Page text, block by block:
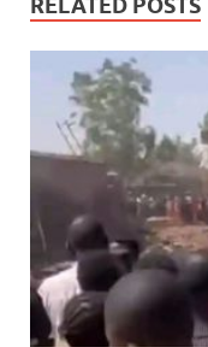
RELATED POSTS